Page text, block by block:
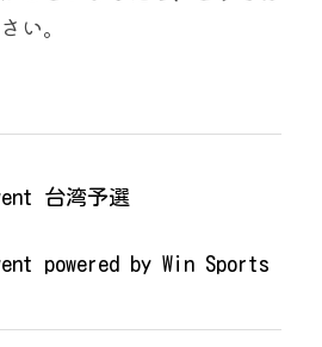
い。
台湾予選
powered by Win Sports